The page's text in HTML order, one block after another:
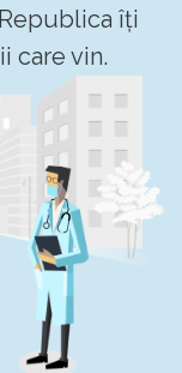
îți
care vin.